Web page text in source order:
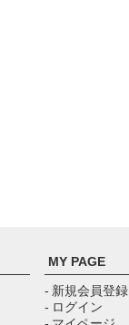
MY PAGE
- 新規会員登録
- ログイン